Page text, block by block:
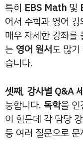
특히 EBS Math 및
어서 수학과 영어 강
매우 자세한 강좌
는 영어 원서도 많
습니다.
셋째, 강사별 Q&A
능합니다. 독학을 인
이 힘든데 각 담당
등 여러 질문으로